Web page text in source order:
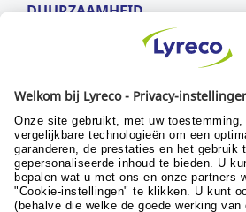
DUURZAAMHEID
Ontwikkelingsdoelstellingen
© Lyreco 2024